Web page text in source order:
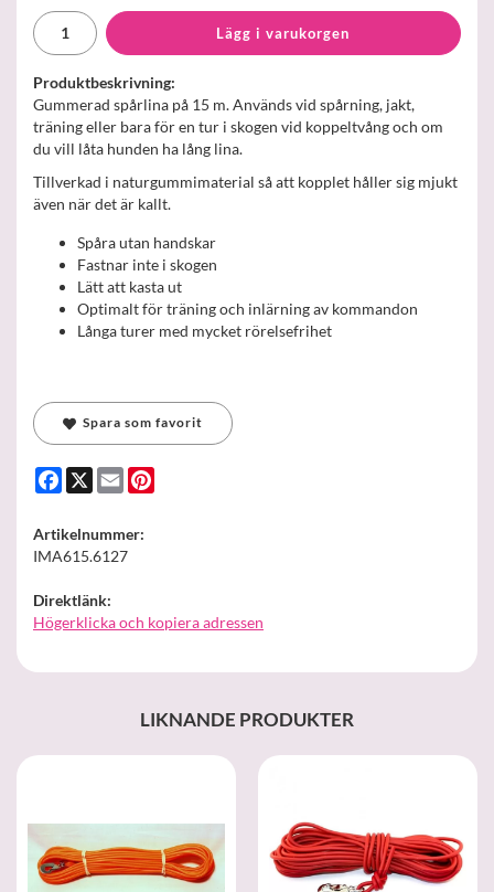
Lägg i varukorgen
Produktbeskrivning:
Gummerad spårlina på 15 m. Används vid spårning, jakt,
träning eller bara för en tur i skogen vid koppeltvång och om
du vill låta hunden ha lång lina.
Tillverkad i naturgummimaterial så att kopplet håller sig mjukt
även när det är kallt.
Spåra utan handskar
Fastnar inte i skogen
Lätt att kasta ut
Optimalt för träning och inlärning av kommandon
Långa turer med mycket rörelsefrihet
Spara som favorit
Facebook
X Email
Artikelnummer:
IMA615.6127
Direktlänk:
Högerklicka och kopiera adressen
LIKNANDE PRODUKTER